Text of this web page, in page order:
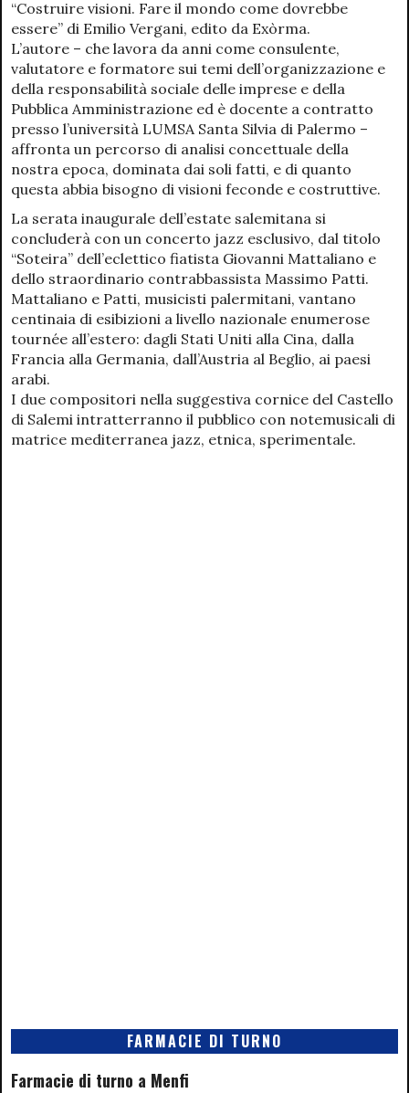
“Costruire visioni. Fare il mondo come dovrebbe
essere” di Emilio Vergani, edito da Exòrma.
L’autore – che lavora da anni come consulente,
valutatore e formatore sui temi dell’organizzazione e
della responsabilità sociale delle imprese e della
Pubblica Amministrazione ed è docente a contratto
presso l’università LUMSA Santa Silvia di Palermo –
affronta un percorso di analisi concettuale della
nostra epoca, dominata dai soli fatti, e di quanto
questa abbia bisogno di visioni feconde e costruttive.
La serata inaugurale dell’estate salemitana si
concluderà con un concerto jazz esclusivo, dal titolo
“Soteira” dell’eclettico fiatista Giovanni Mattaliano e
dello straordinario contrabbassista Massimo Patti.
Mattaliano e Patti, musicisti palermitani, vantano
centinaia di esibizioni a livello nazionale enumerose
tournée all’estero: dagli Stati Uniti alla Cina, dalla
Francia alla Germania, dall’Austria al Beglio, ai paesi
arabi.
I due compositori nella suggestiva cornice del Castello
di Salemi intratterranno il pubblico con notemusicali di
matrice mediterranea jazz, etnica, sperimentale.
FARMACIE DI TURNO
Farmacie di turno a Menfi